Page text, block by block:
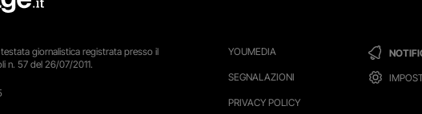
YOUMEDIA
SEGNALAZIONI
PRIVACY POLICY
giornalistica registrata presso il
n. 57 del 26/07/2011.